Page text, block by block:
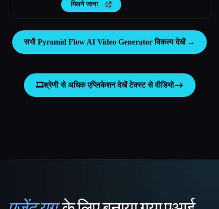
मिलने जाना
सभी Pyramid Flow AI Video Generator विकल्प देखें →
🎞️श्रेणी से अधिक एप्लिकेशन देखेंटेक्स्ट से वीडियो